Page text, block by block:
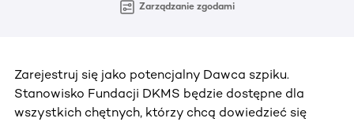
Zarządzanie zgodami
Zarejestruj się jako potencjalny Dawca szpiku.
Stanowisko Fundacji DKMS będzie dostępne dla
wszystkich chętnych, którzy chcą dowiedzieć się